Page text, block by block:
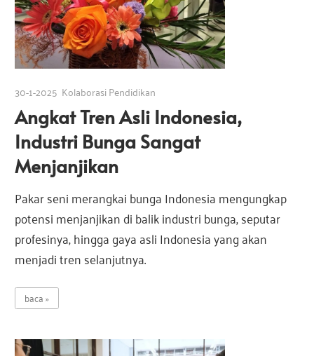
30-1-2025 Kolaborasi Pendidikan
Angkat Tren Asli Indonesia,
Industri Bunga Sangat
Menjanjikan
Pakar seni merangkai bunga Indonesia mengungkap
potensi menjanjikan di balik industri bunga, seputar
profesinya, hingga gaya asli Indonesia yang akan
menjadi tren selanjutnya.
baca